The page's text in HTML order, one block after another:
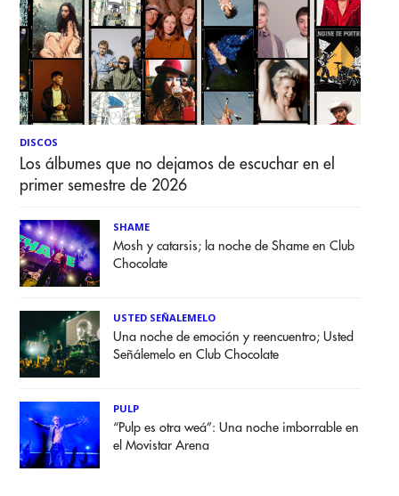
DISCOS
Los álbumes que no dejamos de escuchar en el
primer semestre de 2026
SHAME
Mosh y catarsis; la noche de Shame en Club
Chocolate
USTED SEÑALEMELO
Una noche de emoción y reencuentro; Usted
Señálemelo en Club Chocolate
PULP
“Pulp es otra weá”: Una noche imborrable en
el Movistar Arena